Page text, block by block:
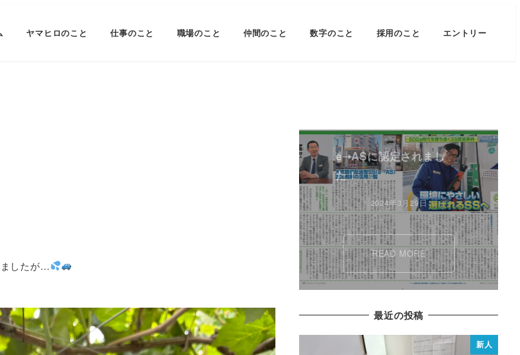
ヤマヒロのこと 仕事のこと 職場のこと 仲間のこと 数字のこと 採用のこと エントリー
したが…
e➝ASに認定されまし
た！
2024年3月29日
READ MORE
最近の投稿
新人